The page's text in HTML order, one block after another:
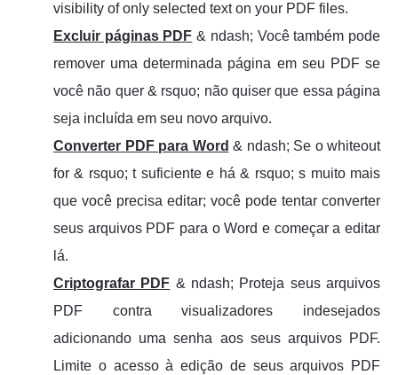
visibility of only selected text on your PDF files.
Excluir páginas PDF & ndash; Você também pode
remover uma determinada página em seu PDF se
você não quer & rsquo; não quiser que essa página
seja incluída em seu novo arquivo.
Converter PDF para Word & ndash; Se o whiteout
for & rsquo; t suficiente e há & rsquo; s muito mais
que você precisa editar; você pode tentar converter
seus arquivos PDF para o Word e começar a editar
lá.
Criptografar PDF & ndash; Proteja seus arquivos
PDF contra visualizadores indesejados
adicionando uma senha aos seus arquivos PDF.
Limite o acesso à edição de seus arquivos PDF